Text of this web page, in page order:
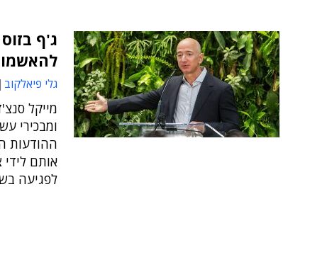
ג'ף
גלי פיאלקוב
מייקל
ומבכירי
ההודעות
אותם
לפגיעה